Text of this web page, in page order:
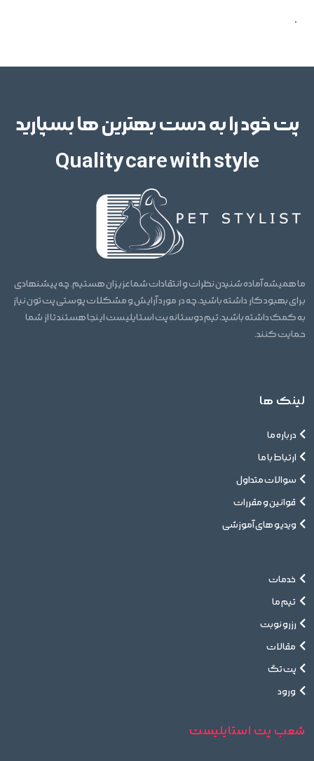
.
پت خود را به دست بهترین ها بسپارید
Quality care with style
ما همیشه آماده شنیدن نظرات و انتقادات شما عزیزان هستیم. چه پیشنهادی
برای بهبود کار داشته باشید، چه در مورد آرایش و مشکلات پوستی پت تون نیاز
به کمک داشته باشید، تیم دوستانه پت استایلیست اینجا هستند تا از شما
حمایت کنند.
لینک ها
درباره ما
ارتباط با ما
سوالات متداول
قوانین و مقررات
ویدیو های آموزشی
خدمات
تیم ما
رزرو نوبت
مقالات
پت تگ
ورود
شعب پت استایلیست